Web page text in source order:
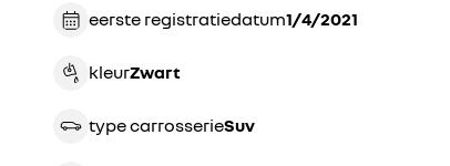
eerste registratiedatum 1/4/2021
kleur zwart
type carrosserie suv